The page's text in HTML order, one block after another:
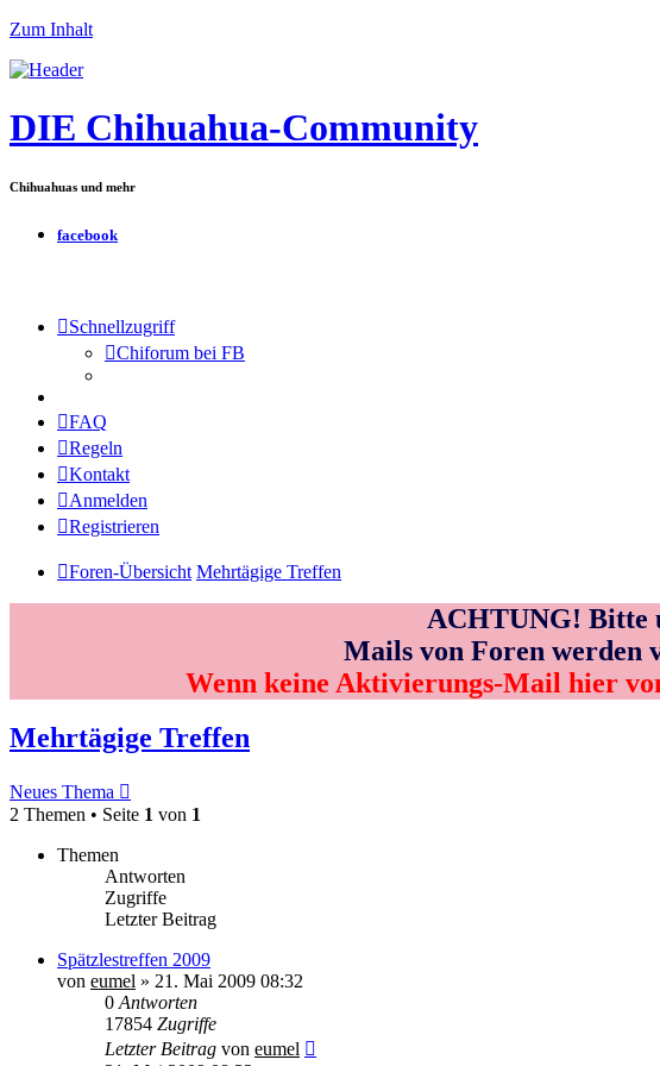
Zum Inhalt
DIE Chihuahua-Community
Chihuahuas und mehr
facebook
Schnellzugriff
Chiforum bei FB
FAQ
Regeln
Kontakt
Anmelden
Registrieren
Foren-Übersicht Mehrtägige Treffen
ACHTUNG! Bitte
Mails von Foren werden
Wenn keine Aktivierungs-Mail hier
Mehrtägige Treffen
Neues Thema
2 Themen • Seite 1 von 1
Themen
Antworten
Zugriffe
Letzter Beitrag
Spätzlestreffen 2009
von eumel » 21. Mai 2009 08:32
0 Antworten
17854 Zugriffe
Letzter Beitrag von eumel